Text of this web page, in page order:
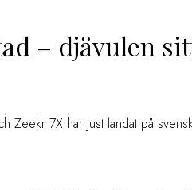
– djävulen
7X har just landat på